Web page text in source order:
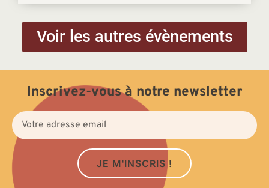
Voir les autres évènements
Inscrivez-vous à notre newsletter
JE M'INSCRIS !